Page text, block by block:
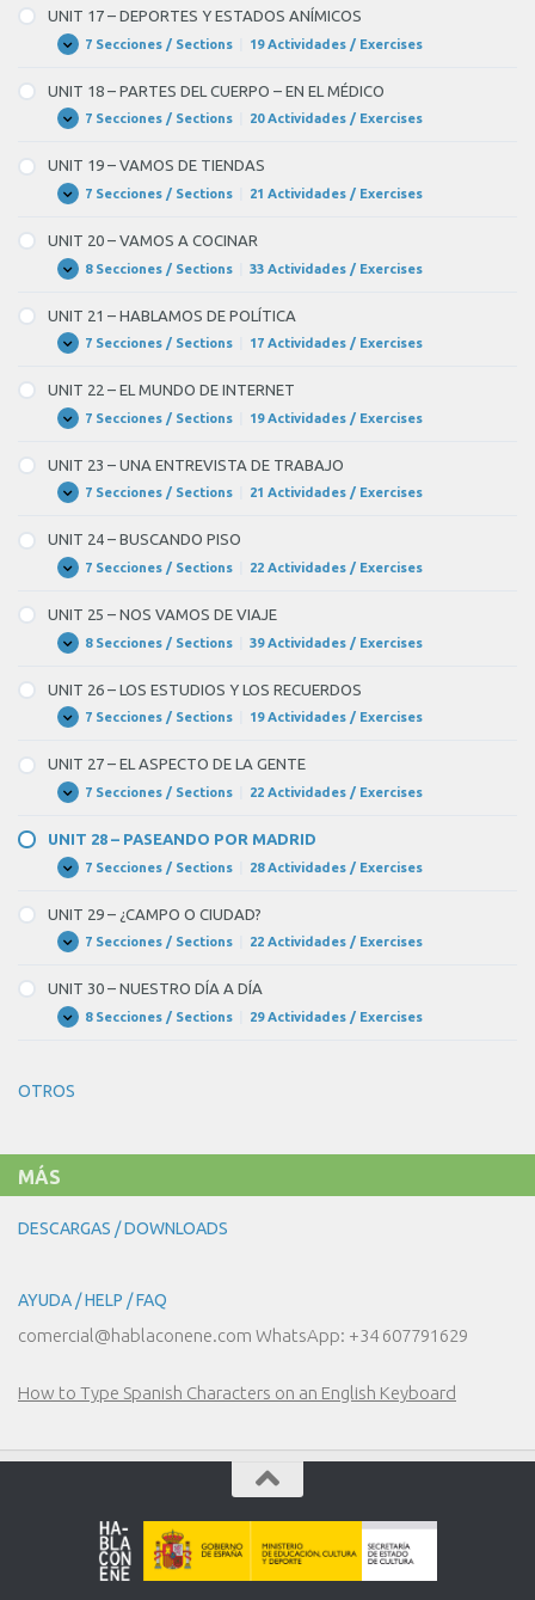
–
EN
LA
CIUDAD
UNIT 17 – DEPORTES Y ESTADOS ANÍMICOS
Expandir
UNIT
–
DEPORTES
Y
ESTADOS
7 Secciones / Sections 19 Actividades / Exercises
UNIT 18 – PARTES DEL CUERPO – EN EL MÉDICO
Expandir
UNIT
–
PARTES
DEL
CUERPO
EN
EL
MÉDICO
7 Secciones / Sections 20 Actividades / Exercises
UNIT 19 – VAMOS DE TIENDAS
Expandir
UNIT
–
VAMOS
DE
TIENDAS
7 Secciones / Sections 21 Actividades / Exercises
UNIT 20 – VAMOS A COCINAR
Expandir
UNIT
–
VAMOS
A
COCINAR
8 Secciones / Sections 33 Actividades / Exercises
UNIT 21 – HABLAMOS DE POLÍTICA
Expandir
UNIT
–
HABLAMOS
DE
POLÍTICA
7 Secciones / Sections 17 Actividades / Exercises
UNIT 22 – EL MUNDO DE INTERNET
Expandir
UNIT
–
EL
MUNDO
7 Secciones / Sections 19 Actividades / Exercises
UNIT 23 – UNA ENTREVISTA DE TRABAJO
Expandir
UNIT
–
UNA
ENTREVISTA
DE
7 Secciones / Sections 21 Actividades / Exercises
UNIT 24 – BUSCANDO PISO
Expandir
UNIT
–
BUSCANDO
PISO
7 Secciones / Sections 22 Actividades / Exercises
UNIT 25 – NOS VAMOS DE VIAJE
Expandir
UNIT
–
NOS
VAMOS
DE
8 Secciones / Sections 39 Actividades / Exercises
UNIT 26 – LOS ESTUDIOS Y LOS RECUERDOS
Expandir
UNIT
–
LOS
ESTUDIOS
Y
RECUERDOS
7 Secciones / Sections 19 Actividades / Exercises
UNIT 27 – EL ASPECTO DE LA GENTE
Expandir
UNIT
–
EL
ASPECTO
DE
GENTE
7 Secciones / Sections 22 Actividades / Exercises
UNIT 28 – PASEANDO POR MADRID
Expandir
UNIT
–
PASEANDO
POR
MADRID
7 Secciones / Sections 28 Actividades / Exercises
UNIT 29 – ¿CAMPO O CIUDAD?
Expandir
UNIT
–
¿CAMPO
O
CIUDAD?
7 Secciones / Sections 22 Actividades / Exercises
UNIT 30 – NUESTRO DÍA A DÍA
Expandir
UNIT
DÍA
8 Secciones / Sections 29 Actividades / Exercises
OTROS
MÁS
DESCARGAS / DOWNLOADS
AYUDA / HELP / FAQ
comercial@hablaconene.com WhatsApp: +34 607791629
How to Type Spanish Characters on an English Keyboard